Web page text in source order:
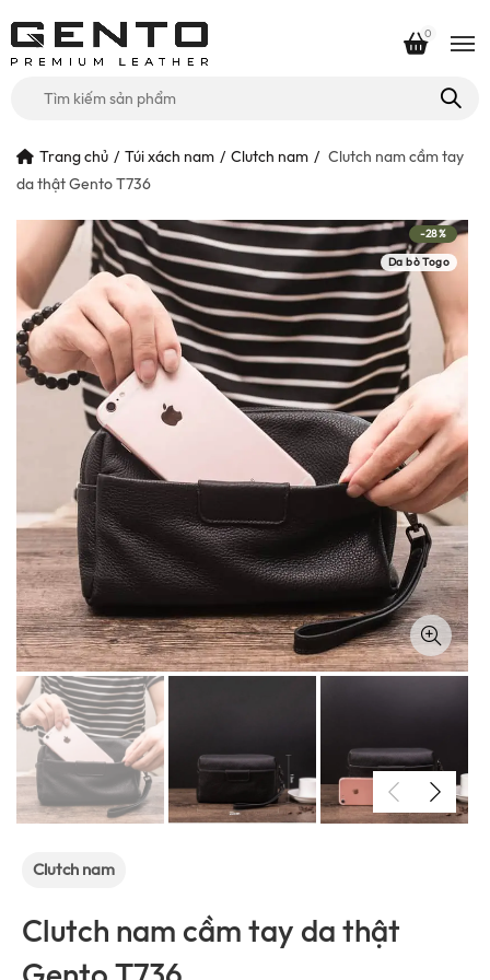
cho:
0
Trang chủ Túi xách nam Clutch nam
Clutch nam cầm tay
da thật Gento T736
-28%
Da bò Togo
Clutch nam
Clutch nam cầm tay da thật